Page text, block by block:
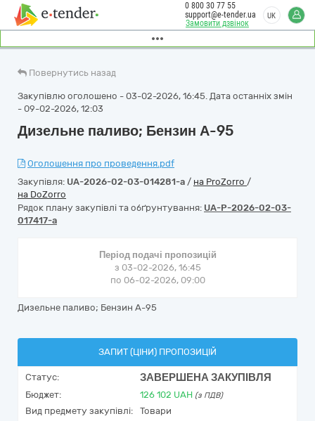
Замовити дзвінок
0 800 30 77 55
support@e-tender.ua
UK
Повернутись назад
Закупівлю оголошено - 03-02-2026, 16:45. Дата останніх змін
- 09-02-2026, 12:03
Дизельне паливо; Бензин А-95
Оголошення про проведення.pdf
Закупівля: UA-2026-02-03-014281-a / на ProZorro /
на DoZorro
Рядок плану закупівлі та обґрунтування: UA-P-2026-02-03-
017417-a
Період подачі пропозицій
з 03-02-2026, 16:45
по 06-02-2026, 09:00
Дизельне паливо; Бензин А-95
ЗАПИТ (ЦІНИ) ПРОПОЗИЦІЙ
Статус: ЗАВЕРШЕНА ЗАКУПІВЛЯ
Бюджет: 126 102 UAH (з ПДВ)
Вид предмету закупівлі:
Товари